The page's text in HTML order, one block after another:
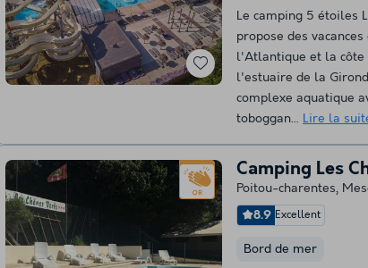
Le camping 5 étoiles
propose des
l'Atlantique et la côte
l'estuaire de la
complexe aquatique
toboggan... Lire la
Camping Les
Poitou-charentes,
8.9 Excellent
Bord de mer